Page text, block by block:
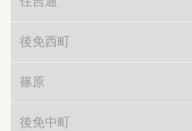
後免西町
篠原
後免中町